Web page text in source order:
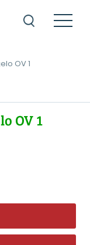
OV 1
OV 1